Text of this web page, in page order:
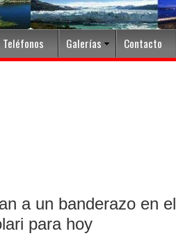
Teléfonos Galerías Contacto
a un banderazo en el
para hoy